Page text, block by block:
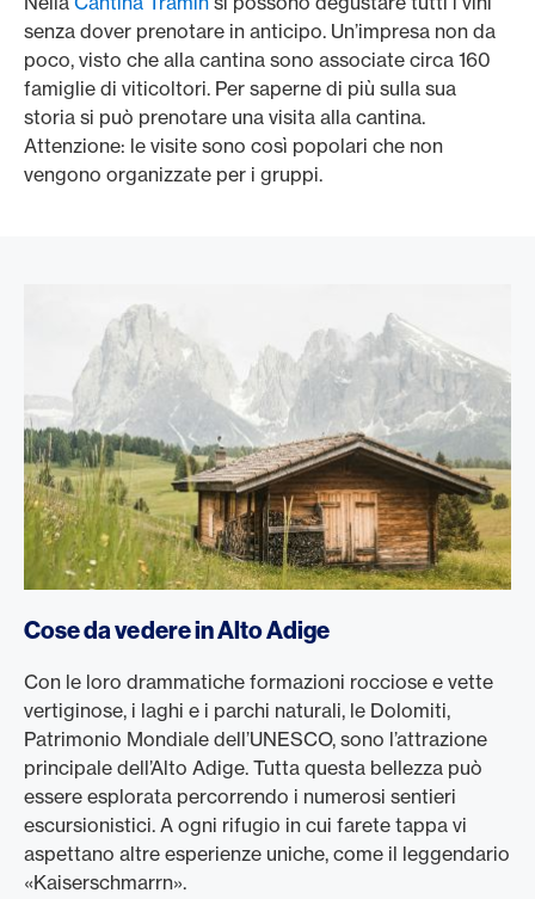
senza dover prenotare in anticipo. Un’impresa non da
poco, visto che alla cantina sono associate circa 160
famiglie di viticoltori. Per saperne di più sulla sua
storia si può prenotare una visita alla cantina.
Attenzione: le visite sono così popolari che non
vengono organizzate per i gruppi.
Cose da vedere in Alto Adige
Con le loro drammatiche formazioni rocciose e vette
vertiginose, i laghi e i parchi naturali, le Dolomiti,
Patrimonio Mondiale dell’UNESCO, sono l’attrazione
principale dell’Alto Adige. Tutta questa bellezza può
essere esplorata percorrendo i numerosi sentieri
escursionistici. A ogni rifugio in cui farete tappa vi
aspettano altre esperienze uniche, come il leggendario
«Kaiserschmarrn».